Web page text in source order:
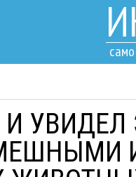
УВИДЕЛ